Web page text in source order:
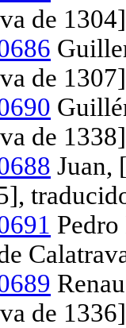
de
de
de
Juan,
de